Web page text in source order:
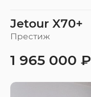
Jetour X70+
Престиж
1 965 000 ₽